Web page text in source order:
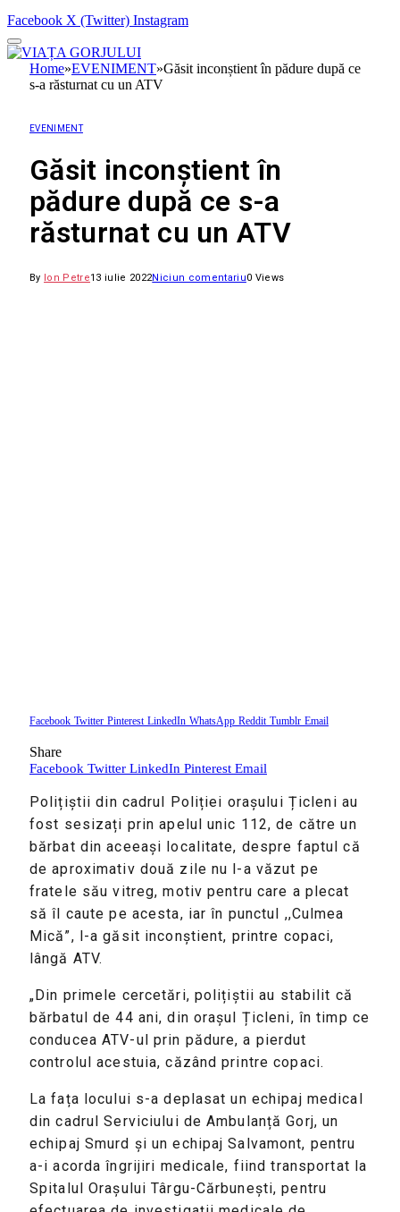
Facebook X (Twitter) Instagram
Home»EVENIMENT»Găsit inconștient în pădure după ce
s-a răsturnat cu un ATV
EVENIMENT
Găsit inconștient în
pădure după ce s-a
răsturnat cu un ATV
By Ion Petre13 iulie 2022Niciun comentariu0 Views
Facebook Twitter Pinterest LinkedIn WhatsApp Reddit Tumblr Email
Share
Facebook Twitter LinkedIn Pinterest Email
Polițiștii din cadrul Poliției orașului Țicleni au
fost sesizați prin apelul unic 112, de către un
bărbat din aceeași localitate, despre faptul că
de aproximativ două zile nu l-a văzut pe
fratele său vitreg, motiv pentru care a plecat
să îl caute pe acesta, iar în punctul ,,Culmea
Mică”, l-a găsit inconștient, printre copaci,
lângă ATV.
„Din primele cercetări, polițiștii au stabilit că
bărbatul de 44 ani, din orașul Țicleni, în timp ce
conducea ATV-ul prin pădure, a pierdut
controlul acestuia, căzând printre copaci.
La fața locului s-a deplasat un echipaj medical
din cadrul Serviciului de Ambulanță Gorj, un
echipaj Smurd și un echipaj Salvamont, pentru
a-i acorda îngrijiri medicale, fiind transportat la
Spitalul Orașului Târgu-Cărbunești, pentru